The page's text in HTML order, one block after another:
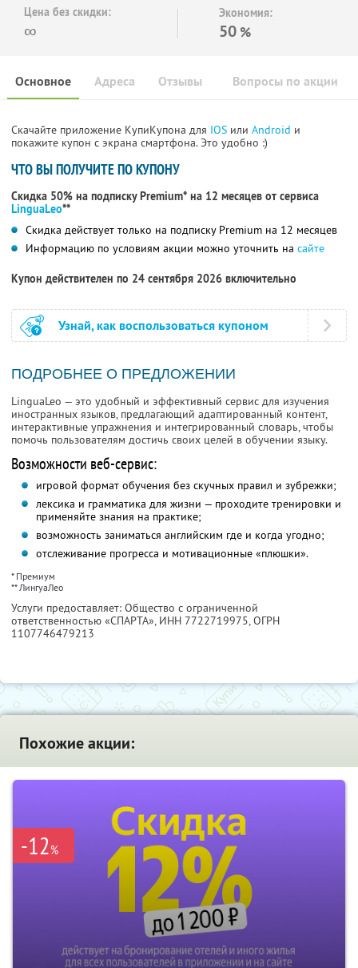
Цена без скидки:
∞
Экономия:
50 %
Основное Отзывы Вопросы по акции
Адреса
Скачайте приложение КупиКупона для IOS или Android и
покажите купон с экрана смартфона. Это удобно :)
ЧТО ВЫ ПОЛУЧИТЕ ПО КУПОНУ
Скидка 50% на подписку Premium* на 12 месяцев от сервиса
LinguaLeo**
Скидка действует только на подписку Premium на 12 месяцев
Информацию по условиям акции можно уточнить на сайте
Купон действителен по 24 сентября 2026 включительно
Узнай, как воспользоваться купоном
ПОДРОБНЕЕ О ПРЕДЛОЖЕНИИ
LinguaLeo — это удобный и эффективный сервис для изучения
иностранных языков, предлагающий адаптированный контент,
интерактивные упражнения и интегрированный словарь, чтобы
помочь пользователям достичь своих целей в обучении языку.
Возможности веб-сервис:
игровой формат обучения без скучных правил и зубрежки;
лексика и грамматика для жизни — проходите тренировки и
применяйте знания на практике;
возможность заниматься английским где и когда угодно;
отслеживание прогресса и мотивационные «плюшки».
* Премиум
** ЛингуаЛео
Услуги предоставляет: Общество с ограниченной
ответственностью «СПАРТА», ИНН 7722719975, ОГРН
1107746479213
Похожие акции:
-12%